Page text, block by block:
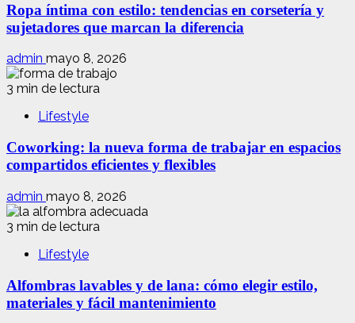
Ropa íntima con estilo: tendencias en corsetería y
sujetadores que marcan la diferencia
admin mayo 8, 2026
3 min de lectura
Lifestyle
Coworking: la nueva forma de trabajar en espacios
compartidos eficientes y flexibles
admin mayo 8, 2026
3 min de lectura
Lifestyle
Alfombras lavables y de lana: cómo elegir estilo,
materiales y fácil mantenimiento